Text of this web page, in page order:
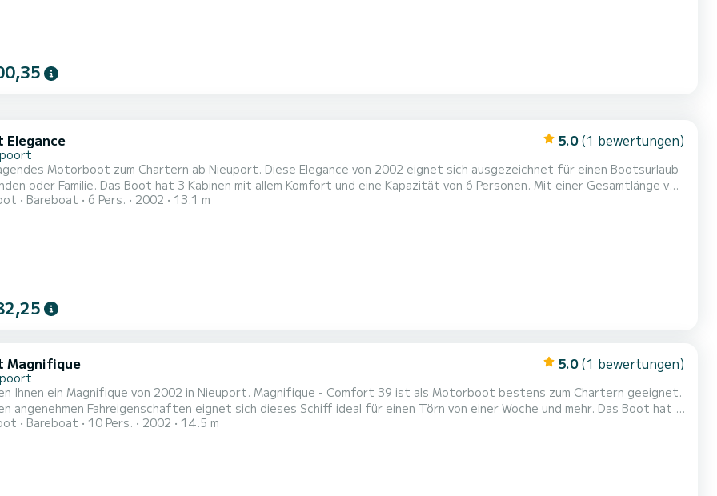
Elegance 5.0 (1 bewertungen)
Motorboot zum Chartern ab Nieuport. Diese Elegance von 2002 eignet sich ausgezeichnet für einen Bootsurlaub
mit allem Komfort und eine Kapazität von 6 Personen. Mit einer Gesamtlänge von
wird es Ihr perfekter Begleiter sein, um einen einzigartigen Urlaub auf dem Wasser in der Umgebung von Nieuport zu
Bareboat 6 Pers. 2002 13.1 m
Magnifique 5.0 (1 bewertungen)
Ihnen ein Magnifique von 2002 in Nieuport. Magnifique - Comfort 39 ist als Motorboot bestens zum Chartern geeignet.
angenehmen Fahreigenschaften eignet sich dieses Schiff ideal für einen Törn von einer Woche und mehr. Das Boot hat 4
allem Komfort und eine Kapazität von 10 Personen. Mit einer Gesamtlänge von 15 Metern wird es Ihr perfekter
Bareboat 10 Pers. 2002 14.5 m